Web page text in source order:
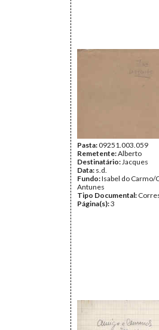
Pasta:09251.003.059
Remetente:Alberto
Destinatário:Jacques
Data: s.d.
Fundo:Isabel do Carmo/
Antunes
Tipo Documental:
Página(s):3